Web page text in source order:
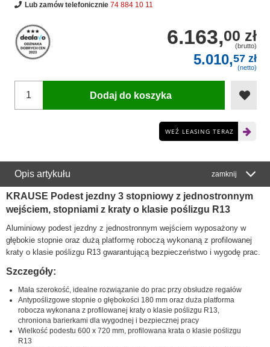
Lub zamów telefonicznie 74 884 10 11
6.163,00 zł
(brutto)
5.010,57 zł
(netto)
Dodaj do koszyka
WEŹ LEASING TERAZ
Opis artykułu zamknij
KRAUSE Podest jezdny 3 stopniowy z jednostronnym
wejściem, stopniami z kraty o klasie poślizgu R13
Aluminiowy podest jezdny z jednostronnym wejściem wyposażony w
głębokie stopnie oraz dużą platformę roboczą wykonaną z profilowanej
kraty o klasie poślizgu R13 gwarantującą bezpieczeństwo i wygodę prac.
Szczegóły:
Mała szerokość, idealne rozwiązanie do prac przy obsłudze regałów
Antypoślizgowe stopnie o głębokości 180 mm oraz duża platforma
robocza wykonana z profilowanej kraty o klasie poślizgu R13,
chroniona barierkami dla wygodnej i bezpiecznej pracy
Wielkość podestu 600 x 720 mm, profilowana krata o klasie poślizgu
R13